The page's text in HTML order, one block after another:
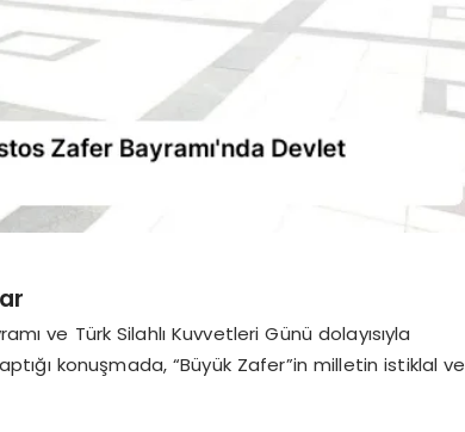
ve Türk Silahlı Kuvvetleri Günü dolayısıyla
konuşmada, “Büyük Zafer”in milletin istiklal ve